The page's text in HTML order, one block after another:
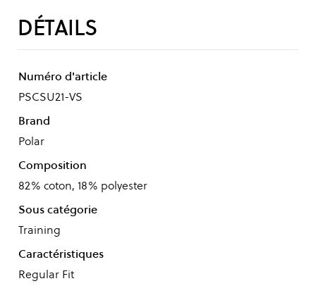
DÉTAILS
Numéro d'article
PSCSU21-VS
Brand
Polar
Composition
82% coton, 18% polyester
Sous catégorie
Training
Caractéristiques
Regular Fit